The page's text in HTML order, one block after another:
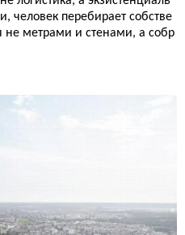
человек перебирает собстве
метрами и стенами, а собр